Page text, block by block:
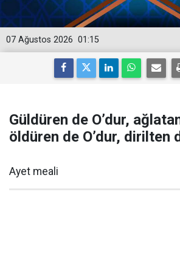
01:15
07 Ağustos 2026
Güldüren de O’dur,
öldüren de O’dur, dirilten
Ayet meali